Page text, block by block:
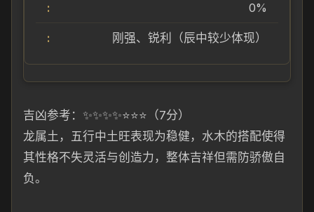
0%
刚强、锐利（辰中较少体现）
吉凶参考：✨✨✨✨⭐⭐⭐（7分）
龙属土，五行中土旺表现为稳健，水木的搭配使得
其性格不失灵活与创造力，整体吉祥但需防骄傲自
负。